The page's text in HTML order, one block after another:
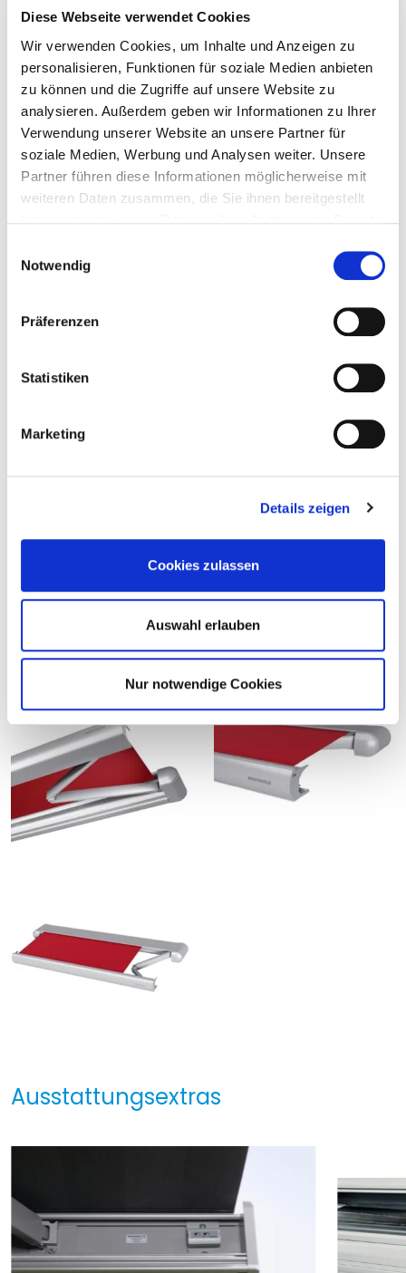
Diese Webseite verwendet Cookies
Wir verwenden Cookies, um Inhalte und Anzeigen zu
personalisieren, Funktionen für soziale Medien anbieten
zu können und die Zugriffe auf unsere Website zu
analysieren. Außerdem geben wir Informationen zu Ihrer
Verwendung unserer Website an unsere Partner für
soziale Medien, Werbung und Analysen weiter. Unsere
Partner führen diese Informationen möglicherweise mit
weiteren Daten zusammen, die Sie ihnen bereitgestellt
Notwendig
Präferenzen
Statistiken
Marketing
Details zeigen
Cookies zulassen
Auswahl erlauben
Nur notwendige Cookies
Entspannen einlädt.
Details und Varianten
Ausstattungsextras